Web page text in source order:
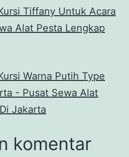
Tiffany Untuk Acara
Alat Pesta Lengkap
Warna Putih Type
- Pusat Sewa Alat
Jakarta
komentar